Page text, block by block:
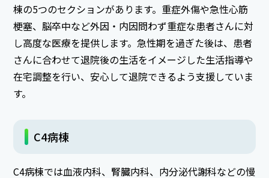
棟の5つのセクションがあります。重症外傷や急性心筋
梗塞、脳卒中など外因・内因問わず重症な患者さんに対
し高度な医療を提供します。急性期を過ぎた後は、患者
さんに合わせて退院後の生活をイメージした生活指導や
在宅調整を行い、安心して退院できるよう支援していま
す。
C4病棟
C4病棟では血液内科、腎臓内科、内分泌代謝科などの慢